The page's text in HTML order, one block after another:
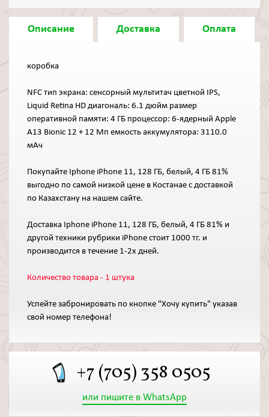
Описание Доставка Оплата
коробка
NFC тип экрана: сенсорный мультитач цветной IPS,
Liquid Retina HD диагональ: 6.1 дюйм размер
оперативной памяти: 4 ГБ процессор: 6-ядерный Apple
A13 Bionic 12 + 12 Мп емкость аккумулятора: 3110.0
мАч
Покупайте Iphone iPhone 11, 128 ГБ, белый, 4 ГБ 81%
выгодно по самой низкой цене в Костанае с доставкой
по Казахстану на нашем сайте.
Доставка Iphone iPhone 11, 128 ГБ, белый, 4 ГБ 81% и
другой техники рубрики iPhone стоит 1000 тг. и
производится в течение 1-2х дней.
Количество товара - 1 штука
Успейте забронировать по кнопке "Хочу купить" указав
свой номер телефона!
+7 (705) 358 0505
или пишите в WhatsApp